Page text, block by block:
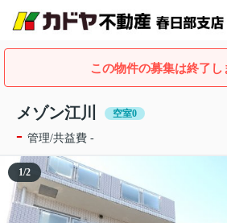
この物件の募集は終了し
メゾン江川 空室0
- 管理/共益費 -
1/2